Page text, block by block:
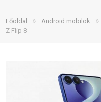
Főoldal » Android mobilok »
Z Flip 8